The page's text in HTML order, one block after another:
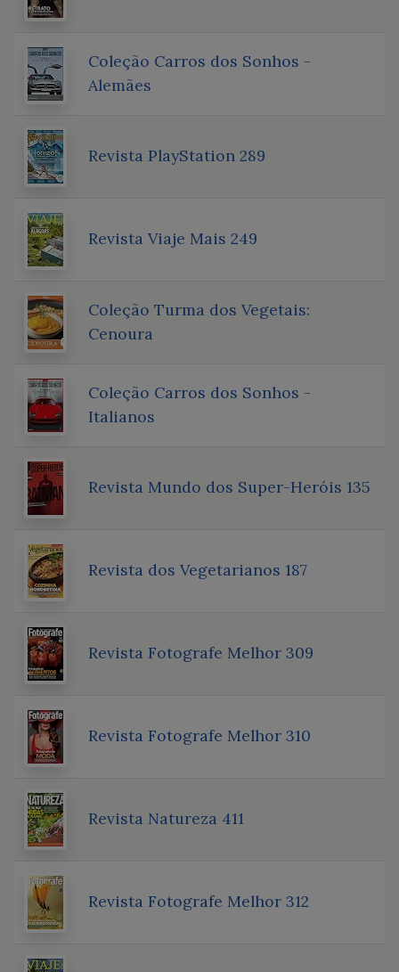
Coleção Carros dos Sonhos -
Alemães
Revista PlayStation 289
Revista Viaje Mais 249
Coleção Turma dos Vegetais:
Cenoura
Coleção Carros dos Sonhos -
Italianos
Revista Mundo dos Super-Heróis 135
Revista dos Vegetarianos 187
Revista Fotografe Melhor 309
Revista Fotografe Melhor 310
Revista Natureza 411
Revista Fotografe Melhor 312